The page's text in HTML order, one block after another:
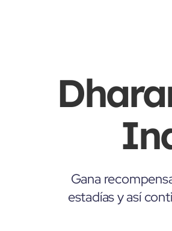
Gana
estadías y así